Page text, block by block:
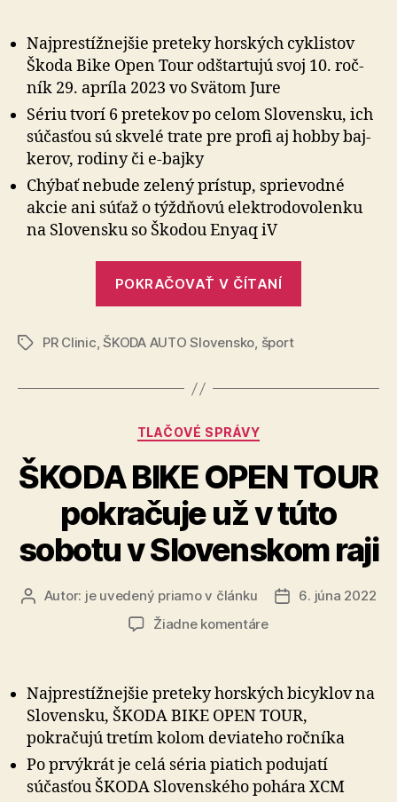
Tour
ročník
vo
Svätom
Najprestížnejšie preteky horských cyklistov
Škoda Bike Open Tour od­štar­tu­jú svoj 10. roč­
ník 29. aprí­la 2023 vo Svä­tom Jure
Sériu tvorí 6 pretekov po celom Slo­vensku, ich
sú­časťou sú skve­lé trate pre profi aj hobby baj­
ke­rov, ro­di­ny či e-bajky
Chýbať nebude zelený prístup, sprie­vod­né
akcie ani súťaž o týžd­ňo­vú elektro­do­vo­len­ku
na Slo­vensku so Ško­dou Enyaq iV
POKRAČOVAŤ V ČÍTANÍ
10.
Svätom
Jure“
ZnačkyPR Clinic,ŠKODA AUTO Slovensko, šport
Kategórie
TLAČOVÉ SPRÁVY
ŠKODA BIKE OPEN TOUR
pokračuje už v túto
sobotu v Slovenskom raji
AutorAutor: je uvedený priamo v článku
Dátum
6. júna 2022
Žiadne komentárena
TOUR
pokračuje
už
v
túto
Najprestížnejšie preteky horských bicyklov na
Slovensku, ŠKODA BIKE OPEN TOUR,
pokračujú tretím kolom deviateho ročníka
Po prvýkrát je celá séria piatich podujatí
súčasťou ŠKODA Slovenského pohára XCM